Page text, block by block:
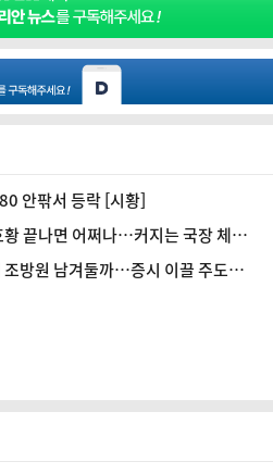
안팎서 등락 [시황]
끝나면 어쩌나…커지는 국장 체질
방원 남겨둘까…증시 이끌 주도주